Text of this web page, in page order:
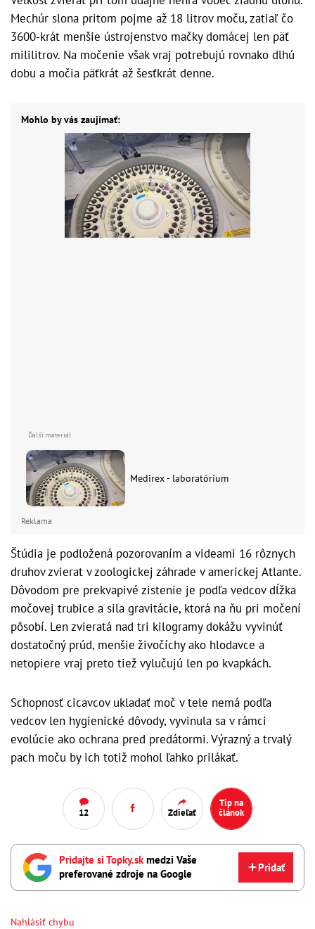
Mechúr slona pritom pojme až 18 litrov moču, zatiaľ čo
3600-krát menšie ústrojenstvo mačky domácej len päť
mililitrov. Na močenie však vraj potrebujú rovnako dlhú
dobu a močia päťkrát až šesťkrát denne.
Mohlo by vás zaujímať:
Medirex - laboratórium
Reklama
Štúdia je podložená pozorovaním a videami 16 rôznych
druhov zvierat v zoologickej záhrade v americkej Atlante.
Dôvodom pre prekvapivé zistenie je podľa vedcov dĺžka
močovej trubice a sila gravitácie, ktorá na ňu pri močení
pôsobí. Len zvieratá nad tri kilogramy dokážu vyvinúť
dostatočný prúd, menšie živočíchy ako hlodavce a
netopiere vraj preto tiež vylučujú len po kvapkách.
Schopnosť cicavcov ukladať moč v tele nemá podľa
vedcov len hygienické dôvody, vyvinula sa v rámci
evolúcie ako ochrana pred predátormi. Výrazný a trvalý
pach moču by ich totiž mohol ľahko prilákať.
12 Zdieľať
Tip na
článok
Pridajte si Topky.skmedzi Vaše
preferované zdroje na Google
Pridať
Nahlásiť chybu